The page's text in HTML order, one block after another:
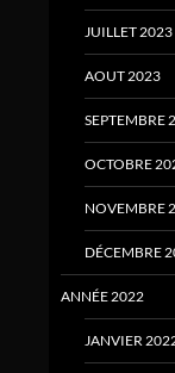
JUILLET 2023
AOUT 2023
SEPTEMBRE
OCTOBRE
NOVEMBRE
DÉCEMBRE
ANNÉE 2022
JANVIER